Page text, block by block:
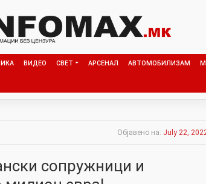
ВИДЕО СВЕТ АРСЕНАЛ АВТОМОБИЛИЗАМ
Објавено на: July 22,
сопружници и